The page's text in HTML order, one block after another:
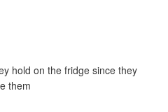
hold on the fridge since they
them